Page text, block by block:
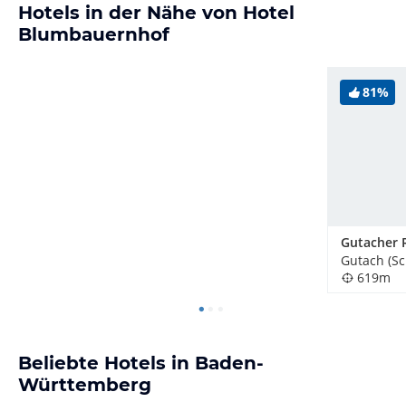
Hotels in der Nähe von Hotel
Blumbauernhof
81%
Gutacher
619m
Beliebte Hotels in Baden-
Württemberg